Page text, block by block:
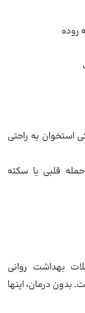
روده
استخوان به راحتی
قلبی یا سکته
بهداشت روانی
بدون درمان، اینها